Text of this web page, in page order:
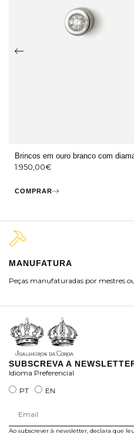
Brincos em ouro branco com
1.950,00€
COMPRAR
MANUFATURA
Peças manufaturadas por mestres
SUBSCREVA A
Idioma Preferencial
PT
EN
Ao subscrever à newsletter, declara que